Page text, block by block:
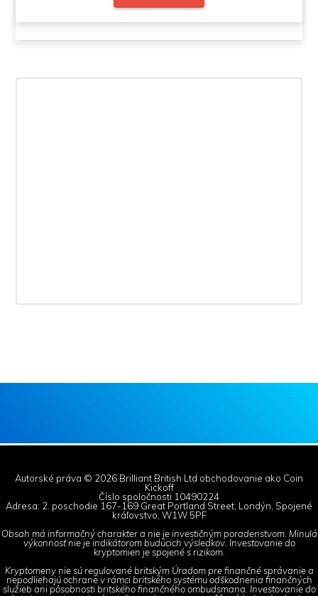
Autorské práva © 2026 Brilliant British Ltd obchodovanie ako Coin
Kickoff
Číslo spoločnosti 10490224
Adresa: 2. poschodie 167-169 Great Portland Street, Londýn, Spojené
kráľovstvo, W1W 5PF
Obsah má informačný charakter a nie je investičným poradenstvom. Minulá
výkonnosť nie je indikátorom budúcich výsledkov. Investovanie do
kryptomien je spojené s rizikom.
Kryptomeny nie sú regulované britským Úradom pre finančné správanie a
nepodliehajú ochrane v rámci britského systému odškodnenia finančných
služieb ani pôsobnosti britského finančného ombudsmana. Investovanie do